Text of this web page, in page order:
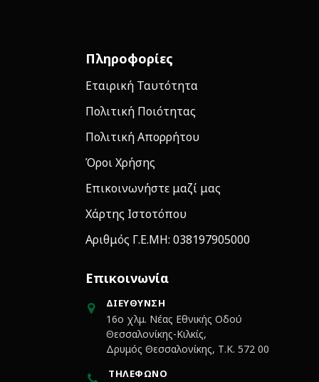
Πληροφορίες
Εταιρική Ταυτότητα
Πολιτική Ποιότητας
Πολιτική Απορρήτου
Όροι Χρήσης
Επικοινωνήστε μαζί μας
Χάρτης Ιστοτόπου
Αριθμός Γ.Ε.ΜΗ: 038197905000
Επικοινωνία
ΔΙΕΎΘΥΝΣΗ
16ο χλμ. Νέας Εθνικής Οδού
Θεσσαλονίκης-Κιλκίς,
Δρυμός Θεσσαλονίκης, Τ.Κ. 572 00
ΤΗΛΈΦΩΝΟ